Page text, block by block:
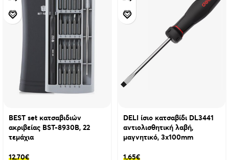
BEST set κατσαβιδιών
ακριβείας BST-8930B, 22
τεμάχια
12,70€
DELI ίσιο κατσαβίδι DL3441
αντιολισθητική λαβή,
μαγνητικό, 3x100mm
1,65€